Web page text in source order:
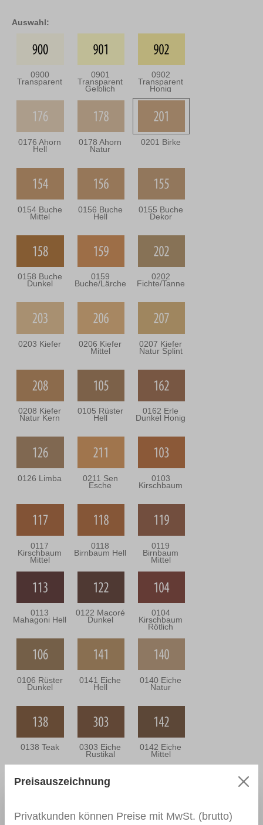
Auswahl:
0900
Transparent
0901
Transparent
Gelblich
0902
Transparent
Honig
0176 Ahorn
Hell
0178 Ahorn
Natur
0201 Birke
0154 Buche
Mittel
0156 Buche
Hell
0155 Buche
Dekor
0158 Buche
Dunkel
0159
Buche/Lärche
0202
Fichte/Tanne
0203 Kiefer 0206 Kiefer
Mittel
0207 Kiefer
Natur Splint
0208 Kiefer
Natur Kern
0105 Rüster
Hell
0162 Erle
Dunkel Honig
0126 Limba 0211 Sen
Esche
0103
Kirschbaum
0117
Kirschbaum
Mittel
0118
Birnbaum Hell
0119
Birnbaum
Mittel
0113
Mahagoni Hell
0122 Macoré
Dunkel
0104
Kirschbaum
Rötlich
0106 Rüster
Dunkel
0141 Eiche
Hell
0140 Eiche
Natur
0138 Teak 0303 Eiche
Rustikal
0142 Eiche
Mittel
0302 Eiche
Bräunlich
0143 Eiche
Dunkel
0301 Eiche
Grünlich
Preisauszeichnung
Privatkunden können Preise mit MwSt. (brutto)